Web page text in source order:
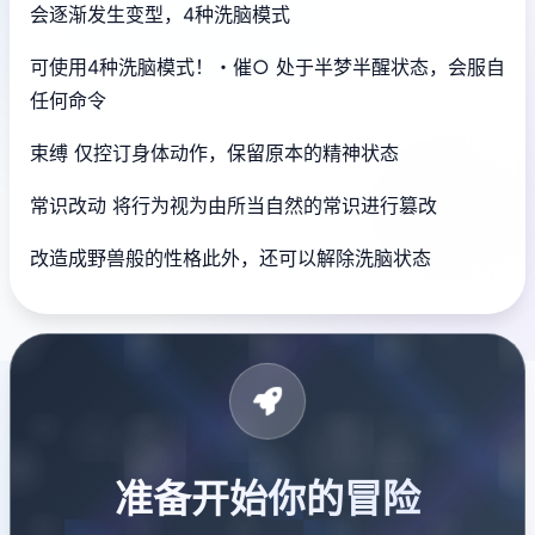
会逐渐发生变型，4种洗脑模式
可使用4种洗脑模式！・催○ 处于半梦半醒状态，会服自
任何命令
束缚 仅控订身体动作，保留原本的精神状态
常识改动 将行为视为由所当自然的常识进行篡改
改造成野兽般的性格此外，还可以解除洗脑状态
准备开始你的冒险